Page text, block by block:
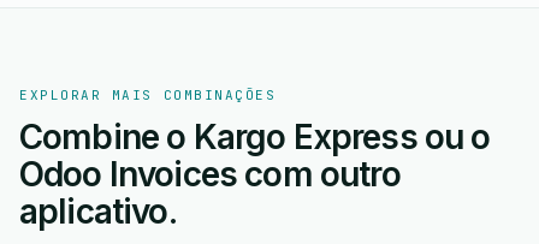
EXPLORAR MAIS COMBINAÇÕES
Combine o Kargo Express ou o
Odoo Invoices com outro
aplicativo.